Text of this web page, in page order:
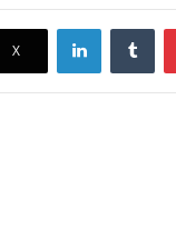
X
LinkedIn